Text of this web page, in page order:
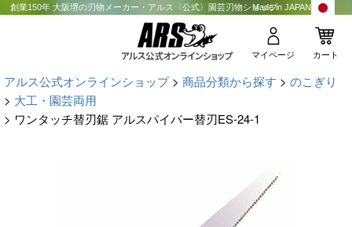
創業150年 大阪堺の刃物メーカー・アルス〈公式〉園芸刃物ショップMade in JAPAN
マイページ カート
アルス公式オンラインショップ 商品分類から探す
のこぎり
大工・園芸両用
ワンタッチ替刃鋸 アルスパイパー替刃ES-24-1